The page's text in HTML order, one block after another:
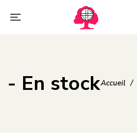
- En stockAccueil /